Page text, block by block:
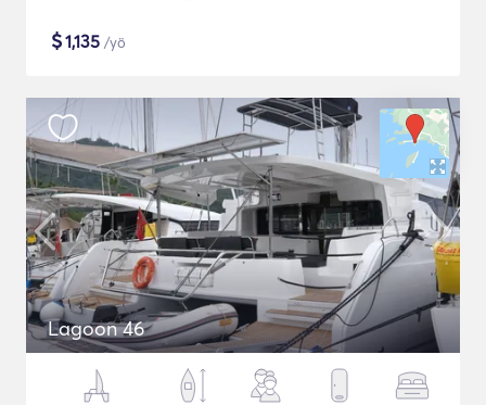
$1,135 /yö
Lagoon 46